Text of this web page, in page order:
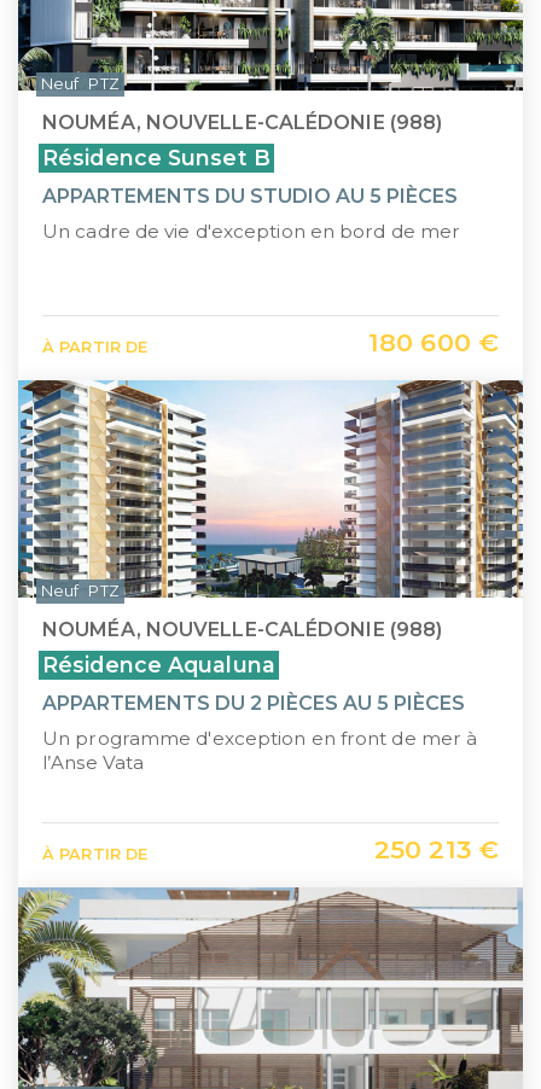
NOUMÉA, NOUVELLE-CALÉDONIE (988)
Résidence Sunset B
APPARTEMENTS DU STUDIO AU 5 PIÈCES
Un cadre de vie d'exception en bord de mer
À PARTIR DE 180 600 €
Neuf PTZ
NOUMÉA, NOUVELLE-CALÉDONIE (988)
Résidence Aqualuna
APPARTEMENTS DU 2 PIÈCES AU 5 PIÈCES
Un programme d'exception en front de mer à
l’Anse Vata
À PARTIR DE 250 213 €
Neuf PTZ